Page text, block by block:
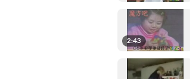
2:43